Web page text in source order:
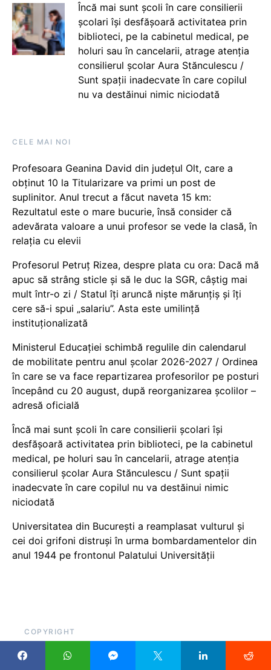
Încă mai sunt școli în care consilierii
școlari își desfășoară activitatea prin
biblioteci, pe la cabinetul medical, pe
holuri sau în cancelarii, atrage atenția
consilierul școlar Aura Stănculescu /
Sunt spații inadecvate în care copilul
nu va destăinui nimic niciodată
CELE MAI NOI
Profesoara Geanina David din județul Olt, care a
obținut 10 la Titularizare va primi un post de
suplinitor. Anul trecut a făcut naveta 15 km:
Rezultatul este o mare bucurie, însă consider că
adevărata valoare a unui profesor se vede la clasă, în
relația cu elevii
Profesorul Petruț Rizea, despre plata cu ora: Dacă mă
apuc să strâng sticle și să le duc la SGR, câștig mai
mult într-o zi / Statul îți aruncă niște mărunțiș și îți
cere să-i spui „salariu”. Asta este umilință
instituționalizată
Ministerul Educației schimbă regulile din calendarul
de mobilitate pentru anul școlar 2026-2027 / Ordinea
în care se va face repartizarea profesorilor pe posturi
începând cu 20 august, după reorganizarea școlilor –
adresă oficială
Încă mai sunt școli în care consilierii școlari își
desfășoară activitatea prin biblioteci, pe la cabinetul
medical, pe holuri sau în cancelarii, atrage atenția
consilierul școlar Aura Stănculescu / Sunt spații
inadecvate în care copilul nu va destăinui nimic
niciodată
Universitatea din București a reamplasat vulturul și
cei doi grifoni distruși în urma bombardamentelor din
anul 1944 pe frontonul Palatului Universității
COPYRIGHT
Pentru că scrieți despre educație, sau cu atât mai mult